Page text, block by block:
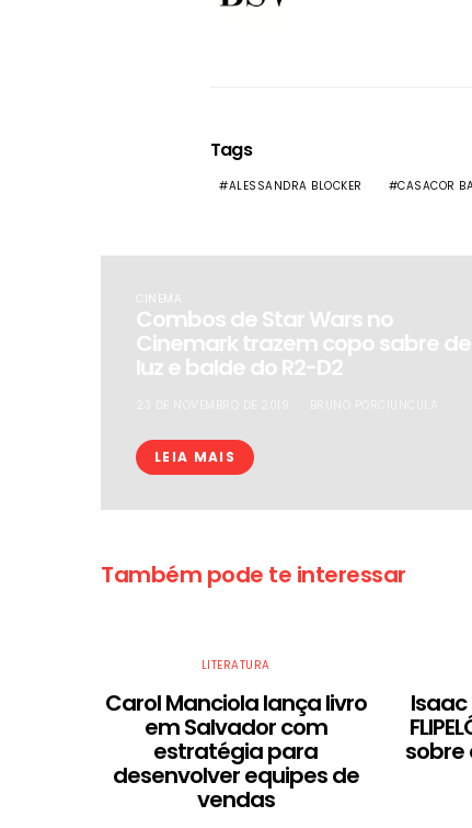
Tags
ALESSANDRA BLOCKER CASACOR
CINEMA
Combos de Star Wars no
Cinemark trazem copo sabre de
luz e balde do R2-D2
LEIA MAIS
Também pode te interessar
LITERATURA
Carol Manciola lança livro
em Salvador com
estratégia para
desenvolver equipes de
vendas
sobre